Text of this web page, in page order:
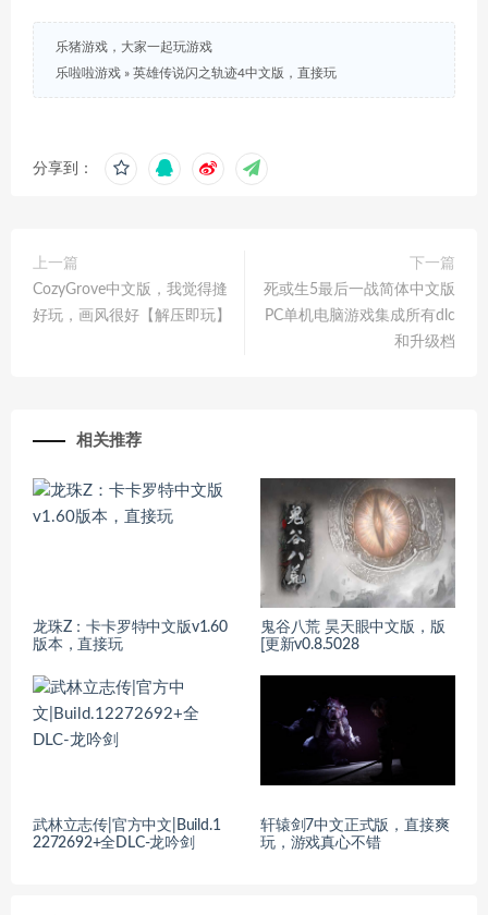
乐猪游戏，大家一起玩游戏
乐啦啦游戏 » 英雄传说闪之轨迹4中文版，直接玩
分享到：
上一篇
CozyGrove中文版，我觉得摓
好玩，画风很好【解压即玩】
下一篇
死或生5最后一战简体中文版
PC单机电脑游戏集成所有dlc
和升级档
相关推荐
龙珠Z：卡卡罗特中文版v1.60
版本，直接玩
鬼谷八荒 昊天眼中文版，版
[更新v0.8.5028
武林立志传|官方中文|Build.1
2272692+全DLC-龙吟剑
轩辕剑7中文正式版，直接爽
玩，游戏真心不错